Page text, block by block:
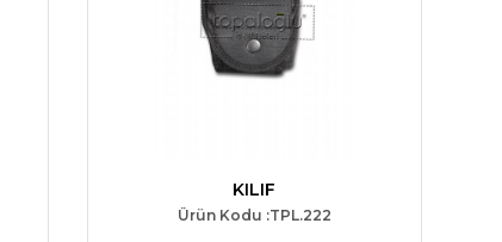
KILIF
Ürün Kodu :TPL.222